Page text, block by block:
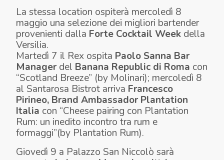
La stessa location ospiterà mercoledì 8
maggio una selezione dei migliori bartender
provenienti dalla Forte Cocktail Week della
Versilia.
Martedì 7 il Rex ospita Paolo Sanna Bar
Manager del Banana Republic di Roma con
“Scotland Breeze” (by Molinari); mercoledì 8
al Santarosa Bistrot arriva Francesco
Pirineo, Brand Ambassador Plantation
Italia con “Cheese pairing con Plantation
Rum: un inedito incontro tra rum e
formaggi”(by Plantation Rum).
Giovedì 9 a Palazzo San Niccolò sarà